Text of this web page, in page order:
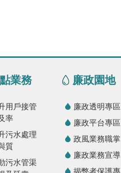
業務
用戶接管
率
污水處理
質
污水管渠
廉政園地
廉政透明專區
廉政平台專區
政風業務職掌
廉政業務宣導
揭弊者保護專